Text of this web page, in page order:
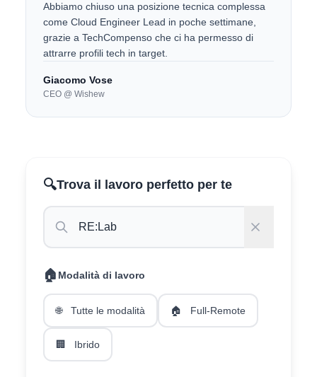
Abbiamo chiuso una posizione tecnica complessa
come Cloud Engineer Lead in poche settimane,
grazie a TechCompenso che ci ha permesso di
attrarre profili tech in target.
Giacomo Vose
CEO @ Wishew
🔍Trova il lavoro perfetto per te
🏠 Modalità di lavoro
🌐 Tutte le modalità 🏠 Full-Remote
🏢 Ibrido